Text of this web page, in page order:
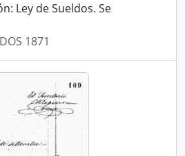
Ley de Sueldos. Se
1871